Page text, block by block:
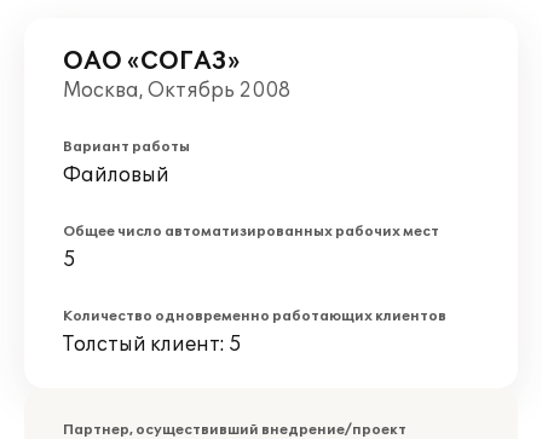
ОАО «СОГАЗ»
Москва, Октябрь 2008
Вариант работы
Файловый
Общее число автоматизированных рабочих мест
5
Количество одновременно работающих клиентов
Толстый клиент: 5
Партнер, осуществивший внедрение/проект